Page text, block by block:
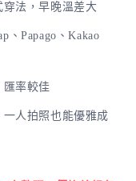
法，早晚溫差大
、Papago、Kakao
匯率較佳
一人拍照也能優雅成